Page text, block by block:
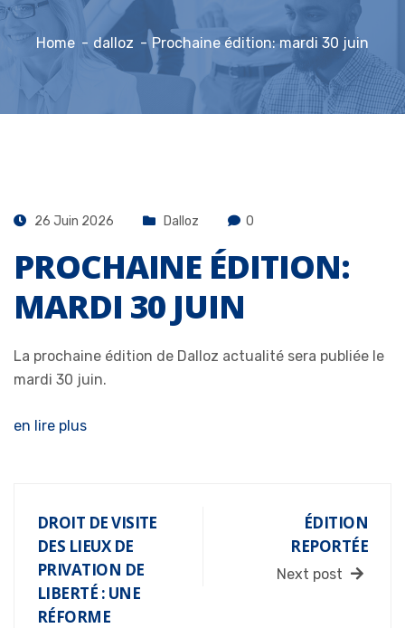
Home dalloz Prochaine édition: mardi 30 juin
26 Juin 2026 Dalloz 0
PROCHAINE ÉDITION:
MARDI 30 JUIN
La prochaine édition de Dalloz actualité sera publiée le
mardi 30 juin.
en lire plus
DROIT DE VISITE
DES LIEUX DE
PRIVATION DE
LIBERTÉ : UNE
RÉFORME
ÉDITION
REPORTÉE
Next post